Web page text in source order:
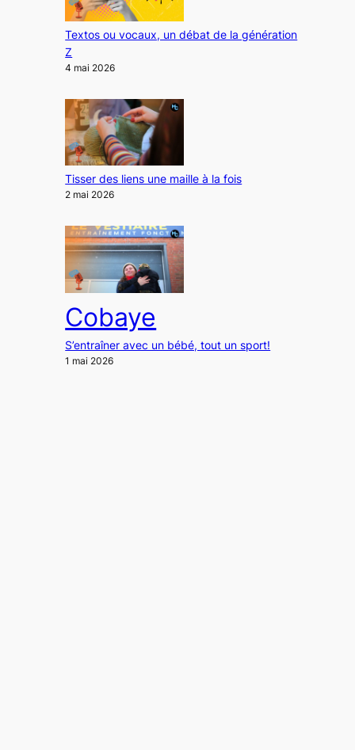
Textos ou vocaux, un débat de la génération
Z
4 mai 2026
Tisser des liens une maille à la fois
2 mai 2026
Cobaye
S’entraîner avec un bébé, tout un sport!
1 mai 2026